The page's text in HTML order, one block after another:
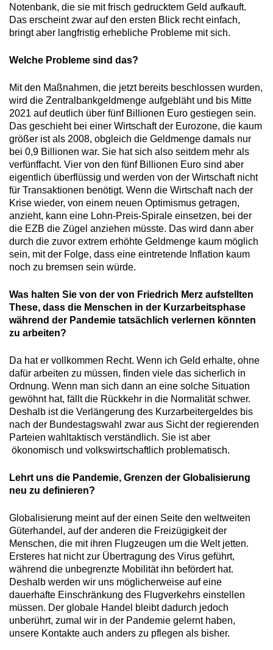
Notenbank, die sie mit frisch gedrucktem Geld aufkauft.
Das erscheint zwar auf den ersten Blick recht einfach,
bringt aber langfristig erhebliche Probleme mit sich.
Welche Probleme sind das?
Mit den Maßnahmen, die jetzt bereits beschlossen wurden,
wird die Zentralbankgeldmenge aufgebläht und bis Mitte
2021 auf deutlich über fünf Billionen Euro gestiegen sein.
Das geschieht bei einer Wirtschaft der Eurozone, die kaum
größer ist als 2008, obgleich die Geldmenge damals nur
bei 0,9 Billionen war. Sie hat sich also seitdem mehr als
verfünffacht. Vier von den fünf Billionen Euro sind aber
eigentlich überflüssig und werden von der Wirtschaft nicht
für Transaktionen benötigt. Wenn die Wirtschaft nach der
Krise wieder, von einem neuen Optimismus getragen,
anzieht, kann eine Lohn-Preis-Spirale einsetzen, bei der
die EZB die Zügel anziehen müsste. Das wird dann aber
durch die zuvor extrem erhöhte Geldmenge kaum möglich
sein, mit der Folge, dass eine eintretende Inflation kaum
noch zu bremsen sein würde.
Was halten Sie von der von Friedrich Merz aufstellten
These, dass die Menschen in der Kurzarbeitsphase
während der Pandemie tatsächlich verlernen könnten
zu arbeiten?
Da hat er vollkommen Recht. Wenn ich Geld erhalte, ohne
dafür arbeiten zu müssen, finden viele das sicherlich in
Ordnung. Wenn man sich dann an eine solche Situation
gewöhnt hat, fällt die Rückkehr in die Normalität schwer.
Deshalb ist die Verlängerung des Kurzarbeitergeldes bis
nach der Bundestagswahl zwar aus Sicht der regierenden
Parteien wahltaktisch verständlich. Sie ist aber
ökonomisch und volkswirtschaftlich problematisch.
Lehrt uns die Pandemie, Grenzen der Globalisierung
neu zu definieren?
Globalisierung meint auf der einen Seite den weltweiten
Güterhandel, auf der anderen die Freizügigkeit der
Menschen, die mit ihren Flugzeugen um die Welt jetten.
Ersteres hat nicht zur Übertragung des Virus geführt,
während die unbegrenzte Mobilität ihn befördert hat.
Deshalb werden wir uns möglicherweise auf eine
dauerhafte Einschränkung des Flugverkehrs einstellen
müssen. Der globale Handel bleibt dadurch jedoch
unberührt, zumal wir in der Pandemie gelernt haben,
unsere Kontakte auch anders zu pflegen als bisher.